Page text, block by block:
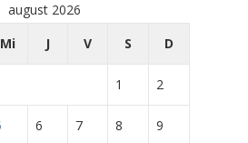
august 2026
Mi J V S D
1 2
6 7 8 9